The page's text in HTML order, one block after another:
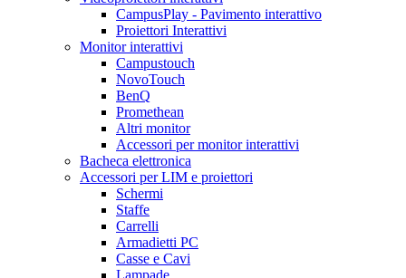
CampusPlay - Pavimento interattivo
Proiettori Interattivi
Monitor interattivi
Campustouch
NovoTouch
BenQ
Promethean
Altri monitor
Accessori per monitor interattivi
Bacheca elettronica
Accessori per LIM e proiettori
Schermi
Staffe
Carrelli
Armadietti PC
Casse e Cavi
Lampade